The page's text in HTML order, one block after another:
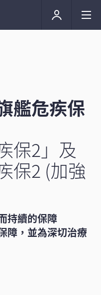
艦危疾保
保2」及
保2 (加強
持續的保障
障，並為深切治療